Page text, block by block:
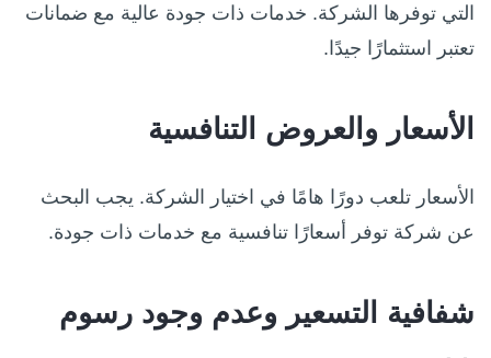
التي توفرها الشركة. خدمات ذات جودة عالية مع ضمانات
تعتبر استثمارًا جيدًا.
الأسعار والعروض التنافسية
الأسعار تلعب دورًا هامًا في اختيار الشركة. يجب البحث
عن شركة توفر أسعارًا تنافسية مع خدمات ذات جودة.
شفافية التسعير وعدم وجود رسوم